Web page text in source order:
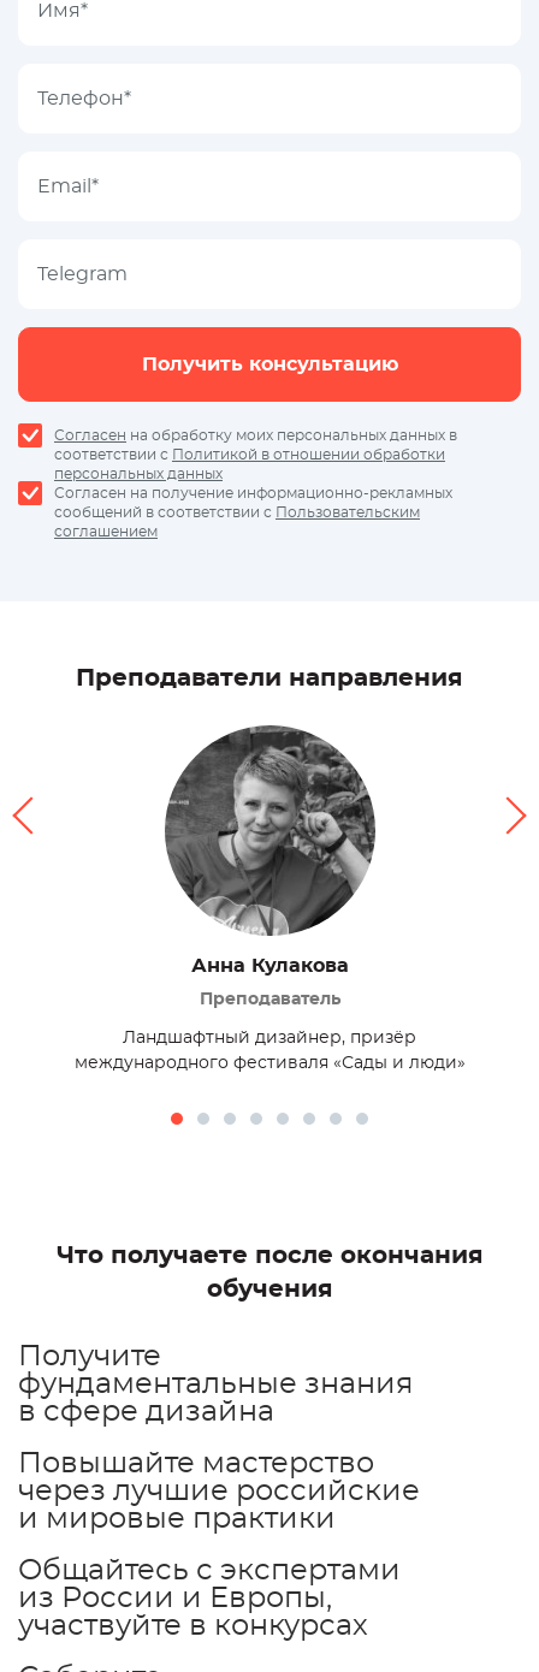
Получить консультацию
Согласен на обработку моих персональных данных в
соответствии с Политикой в отношении обработки
персональных данных
Согласен на получение информационно-рекламных
сообщений в соответствии с Пользовательским
соглашением
Преподаватели направления
Анна Кулакова
Преподаватель
Ландшафтный дизайнер, призёр
международного фестиваля «Сады и люди»
Что получаете после окончания
обучения
Получите
фундаментальные знания
в сфере дизайна
Повышайте мастерство
через лучшие российские
и мировые практики
Общайтесь с экспертами
из России и Европы,
участвуйте в конкурсах